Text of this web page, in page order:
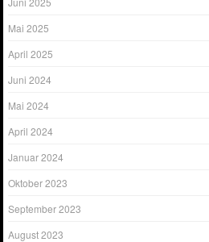
Mai 2025
April 2025
Juni 2024
Mai 2024
April 2024
Januar 2024
Oktober 2023
September 2023
August 2023